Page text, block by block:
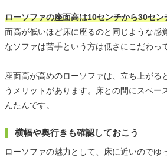
ローソファの座面高は10センチから30セ
面高が低いほど床に座るのと同じような感
なソファは苦手という方は低さにこだわっ
座面高が高めのローソファは、立ち上がる
うメリットがあります。床との間にスペー
んたんです。
横幅や奥行きも確認しておこう
ローソファの魅力として、床に近いのでゆ